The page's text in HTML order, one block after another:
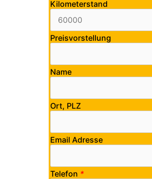
Kilometerstand
Preisvorstellung
Name
Ort, PLZ
Email Adresse
Telefon *